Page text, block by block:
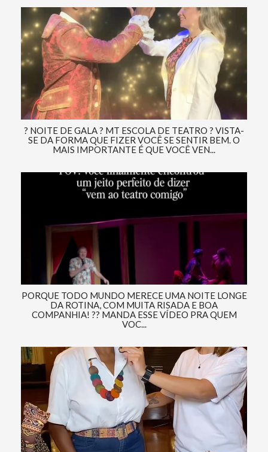
? NOITE DE GALA ? MT ESCOLA DE TEATRO ? VISTA-
SE DA FORMA QUE FIZER VOCÊ SE SENTIR BEM. O
MAIS IMPORTANTE É QUE VOCÊ VEN...
PORQUE TODO MUNDO MERECE UMA NOITE LONGE
DA ROTINA, COM MUITA RISADA E BOA
COMPANHIA! ?? MANDA ESSE VÍDEO PRA QUEM
VOC...